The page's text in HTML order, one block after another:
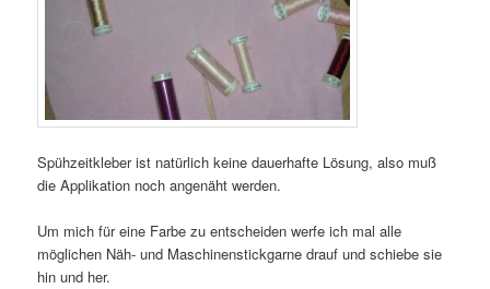
Spühzeitkleber ist natürlich keine dauerhafte Lösung, also muß
die Applikation noch angenäht werden.
Um mich für eine Farbe zu entscheiden werfe ich mal alle
möglichen Näh- und Maschinenstickgarne drauf und schiebe sie
hin und her.